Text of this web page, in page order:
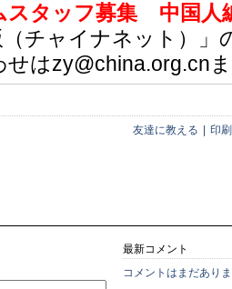
スタッフ募集
中国人
（チャイナネット）」
せはzy@china.org.cn
友達に教える 印刷
最新コメント
コメントはまだあり